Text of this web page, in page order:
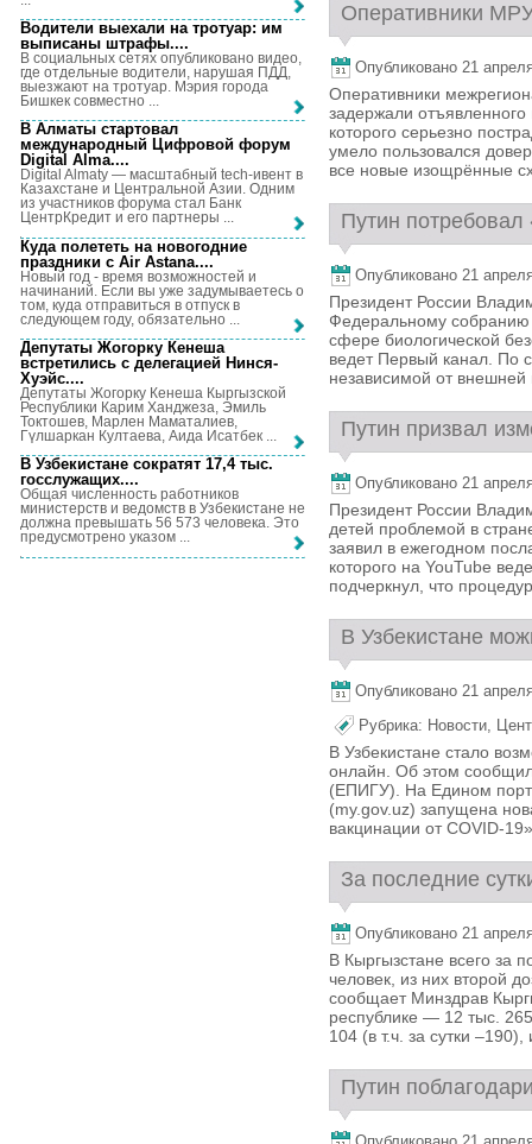
Оперативники
Опубликовано 21
Оперативники
задержали
которого серьезно
умело пользовался
все новые изощрённые
Путин
Опубликовано 21
Президент России
Федеральному собранию
сфере биологической
ведет Первый канал. По
независимой от внешней
Путин призвал
Опубликовано 21
Президент России
детей проблемой в
заявил в ежегодном
которого на YouTube
подчеркнул, что
В Узбекистане
Опубликовано 21
Рубрика: Новости,
В Узбекистане стало
онлайн. Об этом
(ЕПИГУ). На Едином
(my.gov.uz) запущена
вакцинации от COVID-
За последние
Опубликовано 21
В Кыргызстане всего за
человек, из них второй
сообщает Минздрав
республике — 12 тыс.
104 (в т.ч. за сутки
Путин
Водители выехали на тротуар: им
выписаны штрафы....
В социальных сетях опубликовано видео,
где отдельные водители, нарушая ПДД,
выезжают на тротуар. Мэрия города
Бишкек совместно ...
В Алматы стартовал
международный Цифровой форум
Digital Alma....
Digital Almaty — масштабный tech-ивент в
Казахстане и Центральной Азии. Одним
из участников форума стал Банк
ЦентрКредит и его партнеры ...
Куда полететь на новогодние
праздники с Air Astana....
Новый год - время возможностей и
начинаний. Если вы уже задумываетесь о
том, куда отправиться в отпуск в
следующем году, обязательно ...
Депутаты Жогорку Кенеша
встретились с делегацией Нинся-
Хуэйс....
Депутаты Жогорку Кенеша Кыргызской
Республики Карим Ханджеза, Эмиль
Токтошев, Марлен Маматалиев,
Гүлшаркан Култаева, Аида Исатбек ...
В Узбекистане сократят 17,4 тыс.
госслужащих....
Общая численность работников
министерств и ведомств в Узбекистане не
должна превышать 56 573 человека. Это
предусмотрено указом ...